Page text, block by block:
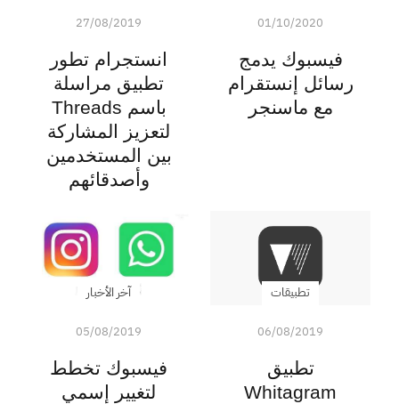
01/10/2020
فيسبوك يدمج
رسائل إنستقرام
مع ماسنجر
27/08/2019
انستجرام تطور
تطبيق مراسلة
باسم Threads
لتعزيز المشاركة
بين المستخدمين
وأصدقائهم
تطبيقات
06/08/2019
تطبيق
Whitagram
آخر الأخبار
05/08/2019
فيسبوك تخطط
لتغيير إسمي